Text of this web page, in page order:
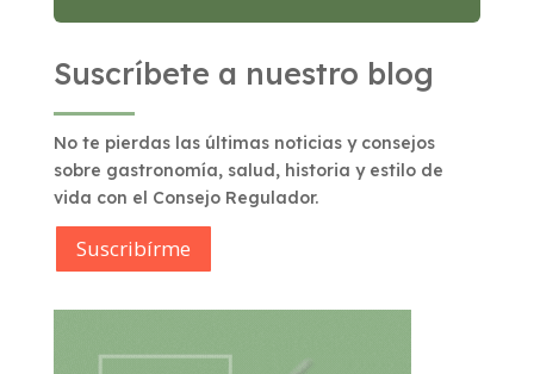
Suscríbete a nuestro blog
No te pierdas las últimas noticias y consejos
sobre gastronomía, salud, historia y estilo de
vida con el Consejo Regulador.
Suscribírme